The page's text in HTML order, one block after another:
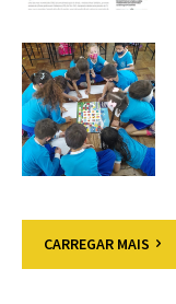
CARREGAR MAIS